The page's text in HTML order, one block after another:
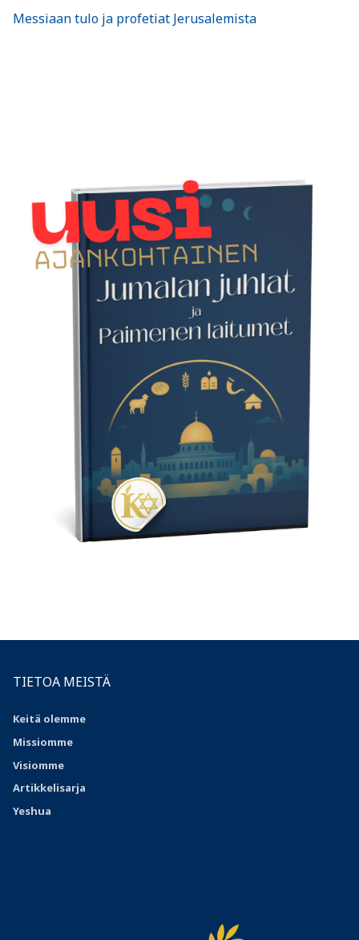
Messiaan tulo ja profetiat Jerusalemista
TIETOA MEISTÄ
Keitä olemme
Missiomme
Visiomme
Artikkelisarja
Yeshua